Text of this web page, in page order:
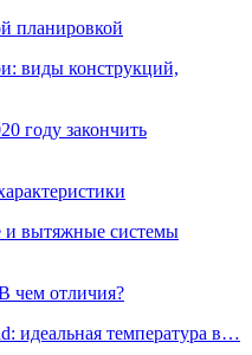
планировкой
виды конструкций,
году закончить
и вытяжные системы
чем отличия?
идеальная температура в…